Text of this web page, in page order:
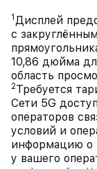
1 Дисплей
с
10,86 дюйма
область
2Требуется
Сети 5G
операторов
условий и
информацию о
у вашего